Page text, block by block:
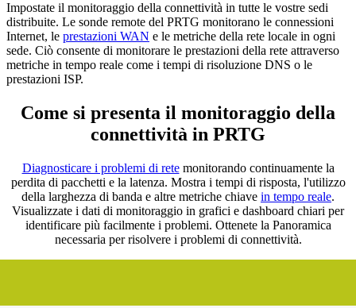
Impostate il monitoraggio della connettività in tutte le vostre sedi
distribuite. Le sonde remote del PRTG monitorano le connessioni
Internet, le prestazioni WAN e le metriche della rete locale in ogni
sede. Ciò consente di monitorare le prestazioni della rete attraverso
metriche in tempo reale come i tempi di risoluzione DNS o le
prestazioni ISP.
Come si presenta il monitoraggio della
connettività in PRTG
Diagnosticare i problemi di retemonitorando continuamente la
perdita di pacchetti e la latenza. Mostra i tempi di risposta, l'utilizzo
della larghezza di banda e altre metriche chiave in tempo reale.
Visualizzate i dati di monitoraggio in grafici e dashboard chiari per
identificare più facilmente i problemi. Ottenete la Panoramica
necessaria per risolvere i problemi di connettività.